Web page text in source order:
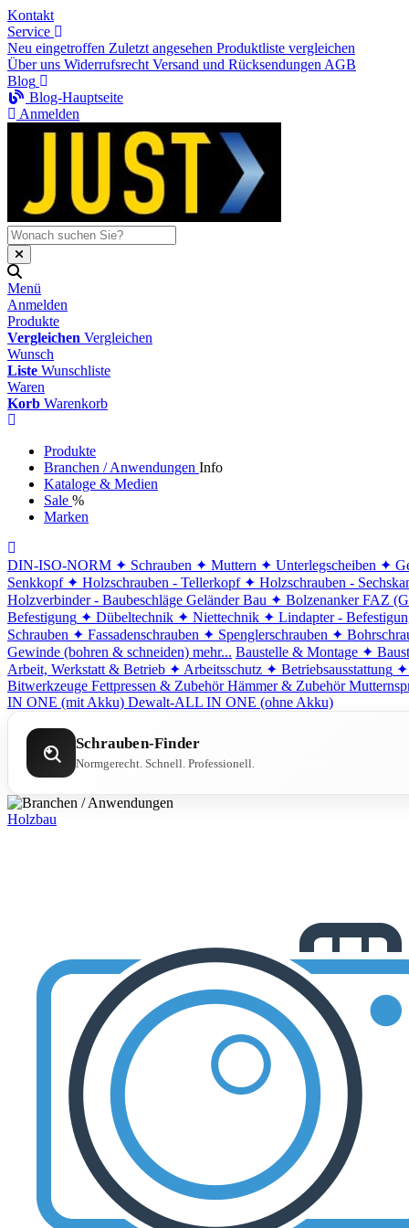
Kontakt
Service
Neu eingetroffen Zuletzt angesehen Produktliste vergleichen
Über uns Widerrufsrecht Versand und Rücksendungen AGB
Blog
Blog-Hauptseite
Anmelden
Menü
Anmelden
Produkte
Vergleichen Vergleichen
Wunsch
Liste Wunschliste
Waren
Korb Warenkorb
Produkte
Branchen / Anwendungen Info
Kataloge & Medien
Sale %
Marken
DIN-ISO-NORM ✦ Schrauben ✦ Muttern ✦ Unterlegscheiben ✦
Senkkopf ✦ Holzschrauben - Tellerkopf ✦ Holzschrauben -
Holzverbinder - Baubeschläge Geländer Bau ✦ Bolzenanker FAZ
Befestigung ✦ Dübeltechnik ✦ Niettechnik ✦ Lindapter -
Schrauben ✦ Fassadenschrauben ✦ Spenglerschrauben ✦
Gewinde (bohren & schneiden) mehr... Baustelle & Montage ✦
Arbeit, Werkstatt & Betrieb ✦ Arbeitsschutz ✦ Betriebsausstattung ✦
Bitwerkzeuge Fettpressen & Zubehör Hämmer & Zubehör
IN ONE (mit Akku) Dewalt-ALL IN ONE (ohne Akku)
Schrauben-Finder
Normgerecht. Schnell. Professionell.
Holzbau